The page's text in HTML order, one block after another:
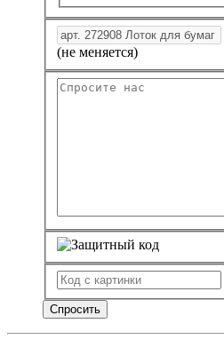
(не меняется)
Спросить